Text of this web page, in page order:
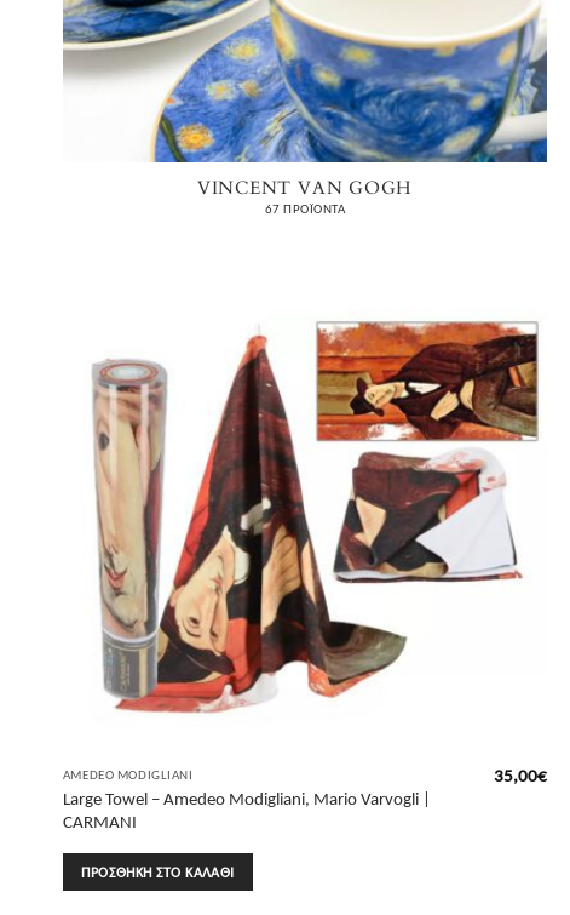
VINCENT VAN GOGH
67 ΠΡΟΪΌΝΤΑ
AMEDEO MODIGLIANI
Large Towel – Amedeo Modigliani, Mario Varvogli |
CARMANI
35,00€
ΠΡΟΣΘΉΚΗ ΣΤΟ ΚΑΛΆΘΙ